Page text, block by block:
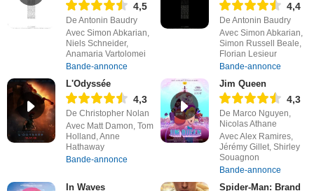
4,5
De Antonin Baudry
Avec Simon Abkarian,
Niels Schneider,
Anamaria Vartolomei
Bande-annonce
4,4
De Antonin Baudry
Avec Simon Abkarian,
Simon Russell Beale,
Florian Lesieur
Bande-annonce
L'Odyssée
4,3
De Christopher Nolan
Avec Matt Damon, Tom
Holland, Anne
Hathaway
Bande-annonce
Jim Queen
4,3
De Marco Nguyen,
Nicolas Athane
Avec Alex Ramires,
Jérémy Gillet, Shirley
Souagnon
Bande-annonce
In Waves
Spider-Man: Brand